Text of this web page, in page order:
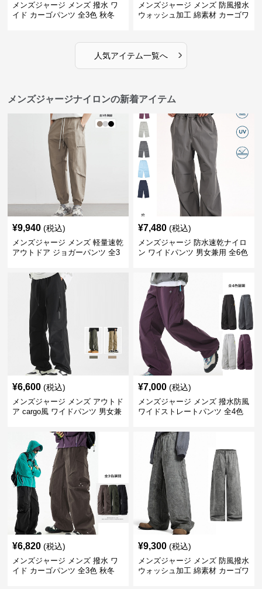
メンズジャージ メンズ 撥水 ワ
イド カーゴパンツ 全3色 秋冬
メンズジャージ メンズ 防風撥水
ウォッシュ加工 綿素材 カーゴワ
人気アイテム一覧へ ›
メンズジャージナイロンの新着アイテム
¥9,940 (税込)
メンズジャージ メンズ 軽量速乾
アウトドア ジョガーパンツ 全3
¥7,480 (税込)
メンズジャージ 防水速乾ナイロ
ン ワイドパンツ 男女兼用 全6色
¥6,600 (税込)
メンズジャージ メンズ アウトド
ア cargo風 ワイドパンツ 男女兼
¥7,000 (税込)
メンズジャージ メンズ 撥水防風
ワイドストレートパンツ 全4色
¥6,820 (税込)
メンズジャージ メンズ 撥水 ワ
イド カーゴパンツ 全3色 秋冬
¥9,300 (税込)
メンズジャージ メンズ 防風撥水
ウォッシュ加工 綿素材 カーゴワ